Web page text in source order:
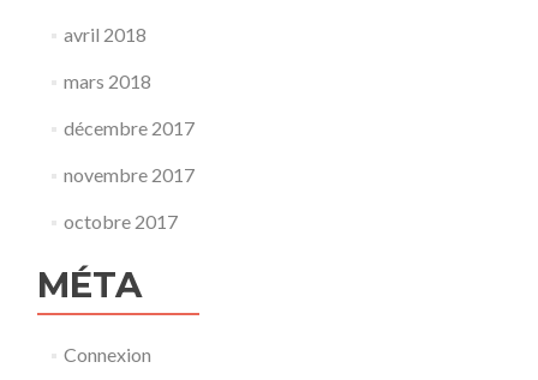
avril 2018
mars 2018
décembre 2017
novembre 2017
octobre 2017
MÉTA
Connexion